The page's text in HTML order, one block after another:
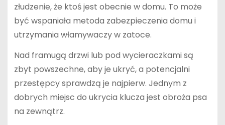
złudzenie, że ktoś jest obecnie w domu. To może
być wspaniała metoda zabezpieczenia domu i
utrzymania włamywaczy w zatoce.
Nad framugą drzwi lub pod wycieraczkami są
zbyt powszechne, aby je ukryć, a potencjalni
przestępcy sprawdzą je najpierw. Jednym z
dobrych miejsc do ukrycia klucza jest obroża psa
na zewnątrz.